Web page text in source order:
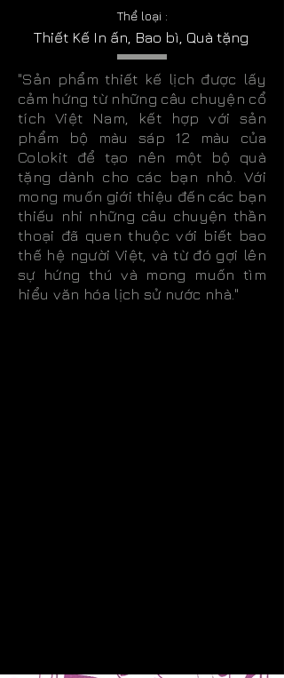
Thể loại :
Thiết Kế In ấn, Bao bì, Quà tặng
"Sản phẩm thiết kế lịch được lấy
cảm hứng từ những câu chuyện cổ
tích Việt Nam, kết hợp với sản
phẩm bộ màu sáp 12 màu của
Colokit để tạo nên một bộ quà
tặng dành cho các bạn nhỏ. Với
mong muốn giới thiệu đến các bạn
thiếu nhi những câu chuyện thần
thoại đã quen thuộc với biết bao
thế hệ người Việt, và từ đó gợi lên
sự hứng thú và mong muốn tìm
hiểu văn hóa lịch sử nước nhà."